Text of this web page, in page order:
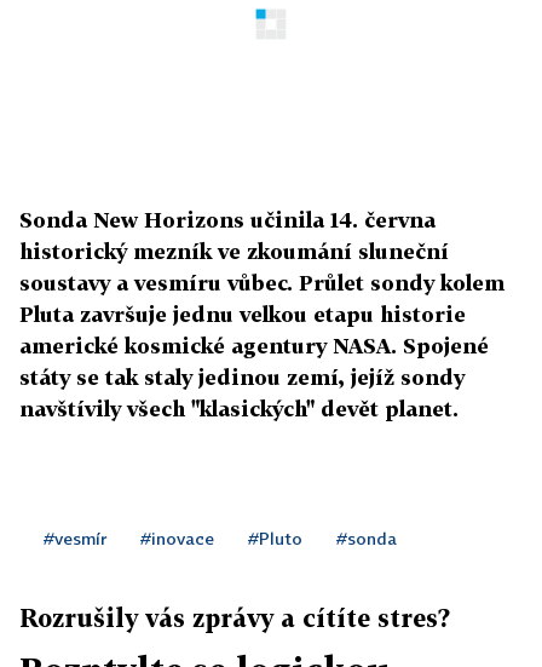
Sonda New Horizons učinila 14. června
historický mezník ve zkoumání sluneční
soustavy a vesmíru vůbec. Průlet sondy kolem
Pluta završuje jednu velkou etapu historie
americké kosmické agentury NASA. Spojené
státy se tak staly jedinou zemí, jejíž sondy
navštívily všech "klasických" devět planet.
#vesmír #inovace #Pluto #sonda
Rozrušily vás zprávy a cítíte stres?